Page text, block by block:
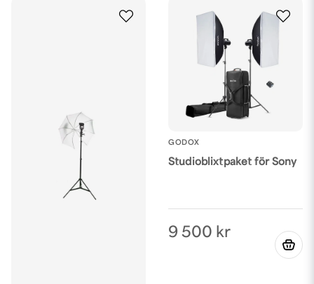
GODOX
Studioblixtpaket för Sony
9 500 kr